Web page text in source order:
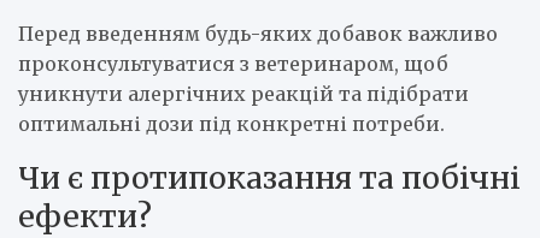
Перед введенням будь-яких добавок важливо
проконсультуватися з ветеринаром, щоб
уникнути алергічних реакцій та підібрати
оптимальні дози під конкретні потреби.
Чи є протипоказання та побічні
ефекти?